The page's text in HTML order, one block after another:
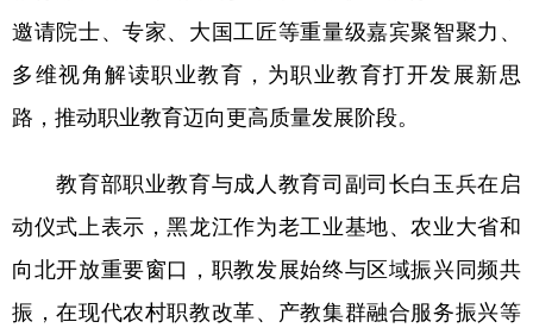
Русский язык 日本語 한국어
Deutsch Português
邀请院士、专家、大国工匠等重量级嘉宾聚智聚力、
多维视角解读职业教育，为职业教育打开发展新思
路，推动职业教育迈向更高质量发展阶段。
教育部职业教育与成人教育司副司长白玉兵在启
动仪式上表示，黑龙江作为老工业基地、农业大省和
向北开放重要窗口，职教发展始终与区域振兴同频共
振，在现代农村职教改革、产教集群融合服务振兴等